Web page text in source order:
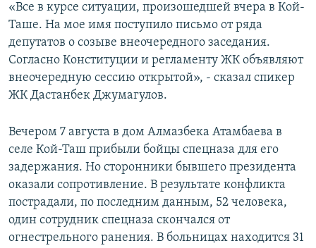
«Все в курсе ситуации, произошедшей вчера в Кой-
Таше. На мое имя поступило письмо от ряда
депутатов о созыве внеочередного заседания.
Согласно Конституции и регламенту ЖК объявляют
внеочередную сессию открытой», - сказал спикер
ЖК Дастанбек Джумагулов.
Вечером 7 августа в дом Алмазбека Атамбаева в
селе Кой-Таш прибыли бойцы спецназа для его
задержания. Но сторонники бывшего президента
оказали сопротивление. В результате конфликта
пострадали, по последним данным, 52 человека,
один сотрудник спецназа скончался от
огнестрельного ранения. В больницах находится 31